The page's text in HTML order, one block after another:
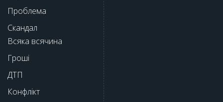
Проблема
Скандал
Всяка всячина
Гроші
ДТП
Конфлікт